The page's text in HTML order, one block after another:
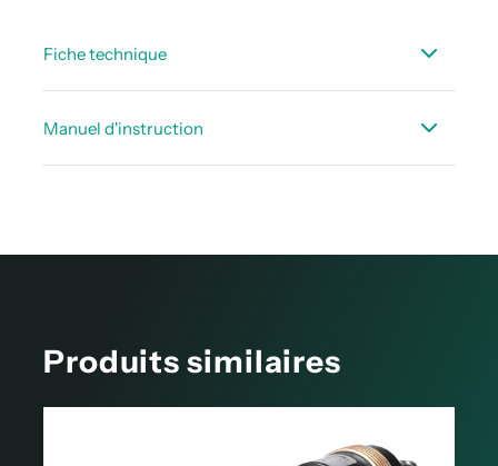
Fiche technique
Manuel d'instruction
Produits similaires